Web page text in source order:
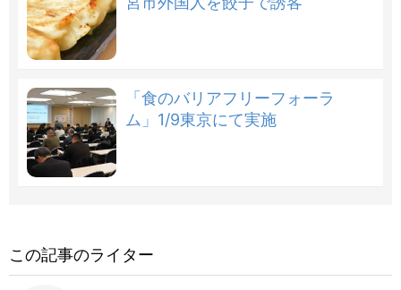
「食のバリアフリーフォーラ
ム」1/9東京にて実施
この記事のライター